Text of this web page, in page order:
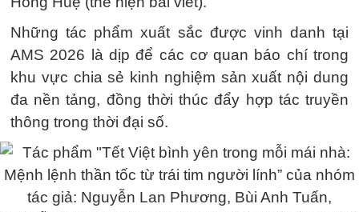
Những tác phẩm xuất sắc được vinh danh tại
AMS 2026 là dịp để các cơ quan báo chí trong
khu vực chia sẻ kinh nghiệm sản xuất nội dung
đa nền tảng, đồng thời thúc đẩy hợp tác truyền
thông trong thời đại số.